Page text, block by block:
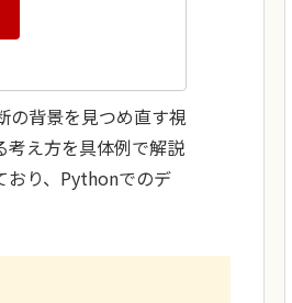
の背景を見つめ直す視
考え方を具体例で解説
おり、Pythonでのデ